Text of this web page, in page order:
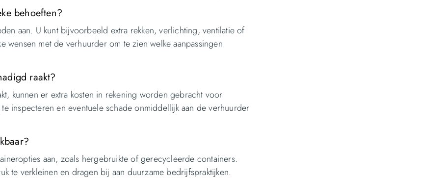
behoeften?
aan. U kunt bijvoorbeeld extra rekken, verlichting, ventilatie of
wensen met de verhuurder om te zien welke aanpassingen
raakt?
kunnen er extra kosten in rekening worden gebracht voor
inspecteren en eventuele schade onmiddellijk aan de verhuurder
aan, zoals hergebruikte of gerecycleerde containers.
te verkleinen en dragen bij aan duurzame bedrijfspraktijken.